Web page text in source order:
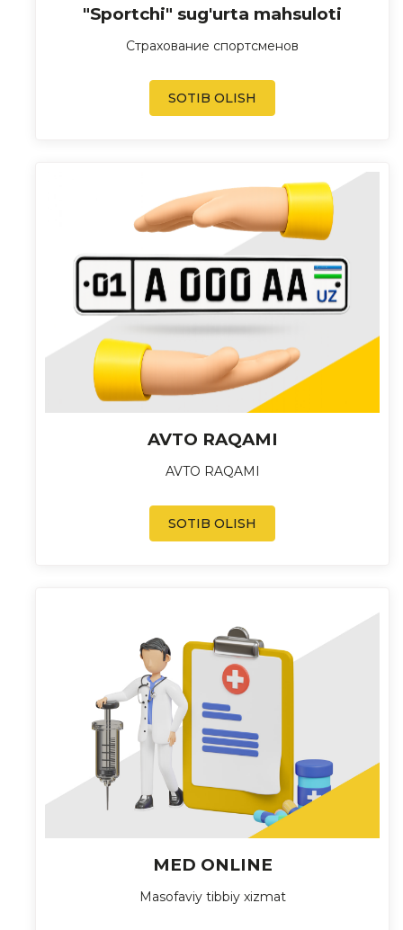
"Sportchi" sug'urta mahsuloti
Страхование спортсменов
SOTIB OLISH
AVTO RAQAMI
AVTO RAQAMI
SOTIB OLISH
MED ONLINE
Masofaviy tibbiy xizmat